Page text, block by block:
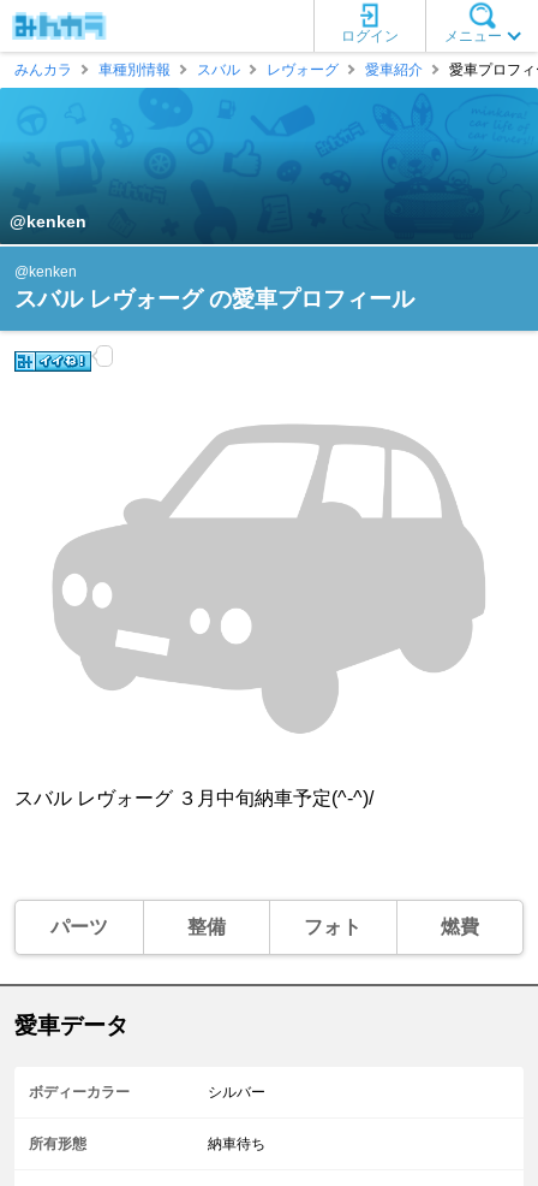
メニュー
ログイン
みんカラ
車種別情報 スバル レヴォーグ 愛車紹介 愛車プロフ
@kenken
@kenken
スバル レヴォーグ の愛車プロフィール
スバル レヴォーグ ３月中旬納車予定(^-^)/
パーツ 整備 フォト 燃費
愛車データ
ボディーカラー シルバー
所有形態 納車待ち